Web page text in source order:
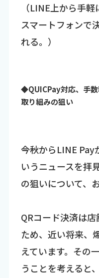
（LINE上から手
スマートフォンで
れる。）
◆QUICPay対応、手数
取り組みの狙い
――今秋からLINE
いうニュースを拝
の狙いについて、
QRコード決済は
ため、近い将来、
えています。その
うことを考えると